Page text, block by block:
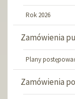
Rok 2026
Zamówienia
Plany
Zamówienia